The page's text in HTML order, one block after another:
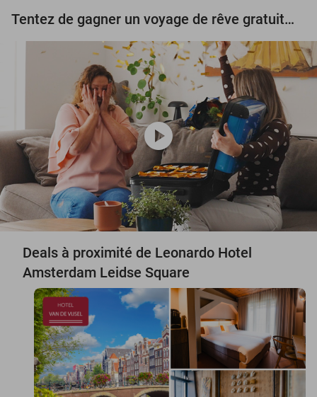
Tentez de gagner un voyage de rêve gratuit d'une valeur de 3.000 € !
play_circle
Deals à proximité de Leonardo Hotel
Amsterdam Leidse Square